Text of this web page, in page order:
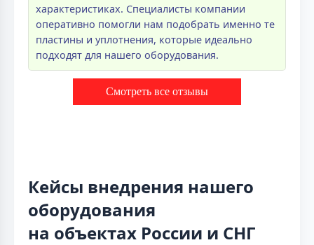
характеристиках. Специалисты компании
оперативно помогли нам подобрать именно те
пластины и уплотнения, которые идеально
подходят для нашего оборудования.
Смотреть все отзывы
Кейсы внедрения нашего
оборудования
на объектах России и СНГ